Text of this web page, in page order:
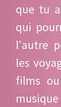
que tu
qui
l'autre
les
films